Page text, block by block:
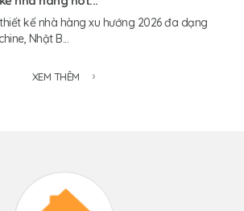
kế nhà hàng xu hướng 2026 đa dạng
Nhật B...
XEM THÊM